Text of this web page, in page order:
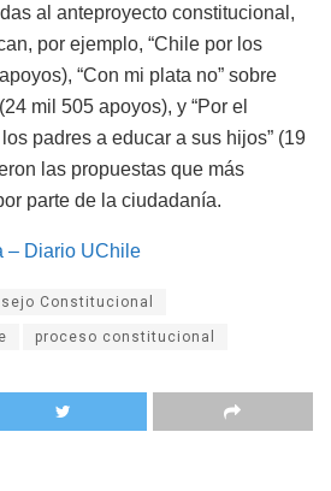
al anteproyecto constitucional,
por ejemplo, “Chile por los
“Con mi plata no” sobre
mil 505 apoyos), y “Por el
padres a educar a sus hijos” (19
las propuestas que más
parte de la ciudadanía.
– Diario UChile
Constitucional
proceso constitucional